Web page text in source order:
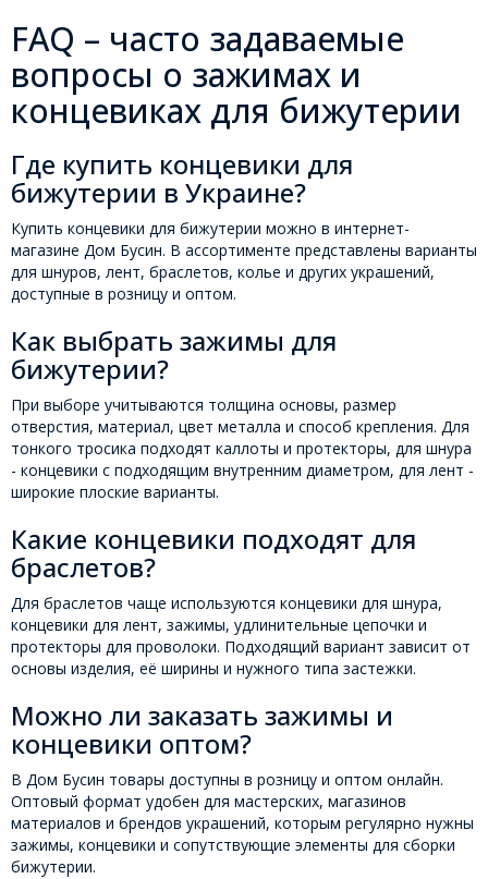
FAQ – часто задаваемые
вопросы о зажимах и
концевиках для бижутерии
Где купить концевики для
бижутерии в Украине?
Купить концевики для бижутерии можно в интернет-
магазине Дом Бусин. В ассортименте представлены варианты
для шнуров, лент, браслетов, колье и других украшений,
доступные в розницу и оптом.
Как выбрать зажимы для
бижутерии?
При выборе учитываются толщина основы, размер
отверстия, материал, цвет металла и способ крепления. Для
тонкого тросика подходят каллоты и протекторы, для шнура
- концевики с подходящим внутренним диаметром, для лент -
широкие плоские варианты.
Какие концевики подходят для
браслетов?
Для браслетов чаще используются концевики для шнура,
концевики для лент, зажимы, удлинительные цепочки и
протекторы для проволоки. Подходящий вариант зависит от
основы изделия, её ширины и нужного типа застежки.
Можно ли заказать зажимы и
концевики оптом?
В Дом Бусин товары доступны в розницу и оптом онлайн.
Оптовый формат удобен для мастерских, магазинов
материалов и брендов украшений, которым регулярно нужны
зажимы, концевики и сопутствующие элементы для сборки
бижутерии.